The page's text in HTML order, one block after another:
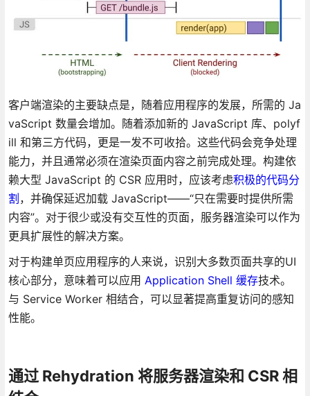
客户端渲染的主要缺点是，随着应用程序的发展，所需的 Ja
vaScript 数量会增加。随着添加新的 JavaScript 库、polyf
ill 和第三方代码，更是一发不可收拾。这些代码会竞争处理
能力，并且通常必须在渲染页面内容之前完成处理。构建依
赖大型 JavaScript 的 CSR 应用时，应该考虑积极的代码分
割，并确保延迟加载 JavaScript——“只在需要时提供所需
内容”。对于很少或没有交互性的页面，服务器渲染可以作为
更具扩展性的解决方案。
对于构建单页应用程序的人来说，识别大多数页面共享的UI
核心部分，意味着可以应用 Application Shell 缓存技术。
与 Service Worker 相结合，可以显著提高重复访问的感知
性能。
通过 Rehydration 将服务器渲染和 CSR 相